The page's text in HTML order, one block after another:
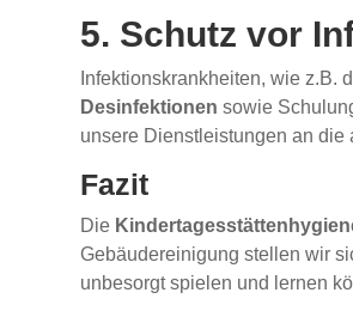
5. Schutz vor
Infektionskrankheiten, wie z.B.
Desinfektionen sowie
unsere Dienstleistungen an
Fazit
Die
Gebäudereinigung stellen wir
unbesorgt spielen und lernen